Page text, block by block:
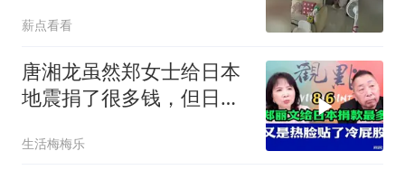
薪点看看
唐湘龙虽然郑女士给日本
地震捐了很多钱，但日本
生活梅梅乐